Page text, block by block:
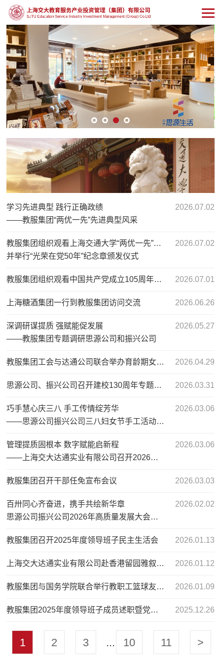
2026.07.02
学习先进典型 践行正确政绩
——教服集团“两优一先”先进典型风采
2026.07.02
教服集团组织观看上海交通大学“两优一先”表彰会议
并举行“光荣在党50年”纪念章颁发仪式
2026.07.01
教服集团组织观看中国共产党成立105周年大会直播
2026.06.26
上海糖酒集团一行到教服集团访问交流
2026.05.27
深调研谋提质 强赋能促发展
——教服集团专题调研思源公司和振兴公司
2026.04.29
教服集团工会与达通公司联合举办育龄期女性甲状腺健康科普讲座
2026.03.31
思源公司、振兴公司召开建校130周年专题工作会议
2026.03.06
巧手慧心庆三八 手工传情绽芳华
——思源公司振兴公司三八妇女节手工活动圆满举行
2026.03.06
管理提质固根本 数字赋能启新程
——上海交大达通实业有限公司召开2026年度全体员工大会
2026.03.03
教服集团召开干部任免宣布会议
2026.02.02
百卅同心齐奋进，携手共绘新华章
思源公司振兴公司2026年高质量发展大会圆满举行
2026.01.13
教服集团召开2025年度领导班子民主生活会
2026.01.12
上海交大达通实业有限公司赴香港留园雅叙和金百佳考察交流餐饮服务创新
2026.01.09
教服集团与国务学院联合举行教职工篮球友谊赛
2025.12.26
教服集团2025年度领导班子成员述职暨党支部书记考核测评会召开
1 2 3 ... 10 11 >